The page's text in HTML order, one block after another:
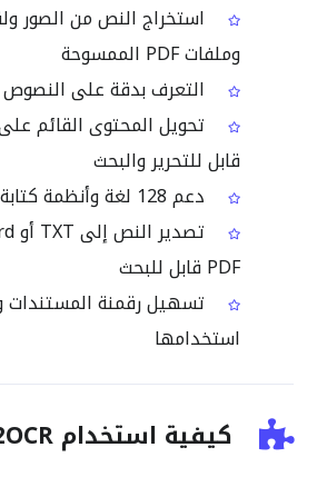
استخراج النص من الصور
وملفات PDF الممسوحة
التعرف بدقة على
تحويل المحتوى القائم
قابل للتحرير والبحث
دعم 128 لغة وأنظمة كتابة متعددة
PDF قابل للبحث
تسهيل رقمنة المستندات
استخدامها
كيفية استخدام i2OCR